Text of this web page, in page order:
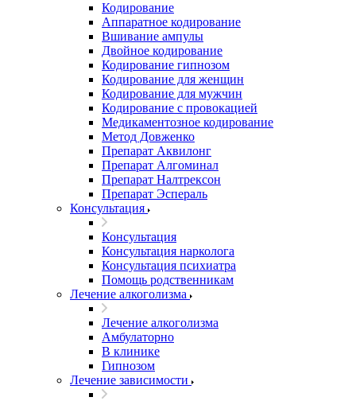
Кодирование
Аппаратное кодирование
Вшивание ампулы
Двойное кодирование
Кодирование гипнозом
Кодирование для женщин
Кодирование для мужчин
Кодирование с провокацией
Медикаментозное кодирование
Метод Довженко
Препарат Аквилонг
Препарат Алгоминал
Препарат Налтрексон
Препарат Эспераль
Консультация
Консультация
Консультация нарколога
Консультация психиатра
Помощь родственникам
Лечение алкоголизма
Лечение алкоголизма
Амбулаторно
В клинике
Гипнозом
Лечение зависимости